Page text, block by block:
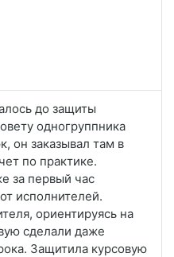
до защиты
одногруппника
он заказывал там в
по практике.
за первый час
исполнителей.
ориентируясь на
сделали даже
Защитила курсовую